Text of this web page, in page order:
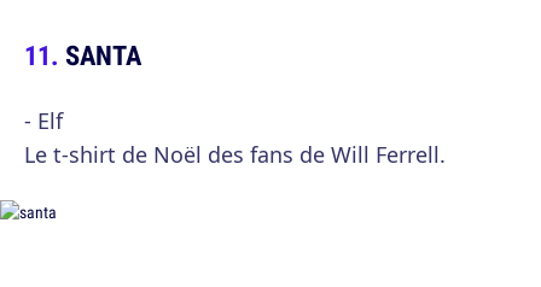
SANTA
- Elf
Le t-shirt de Noël des fans de Will Ferrell.